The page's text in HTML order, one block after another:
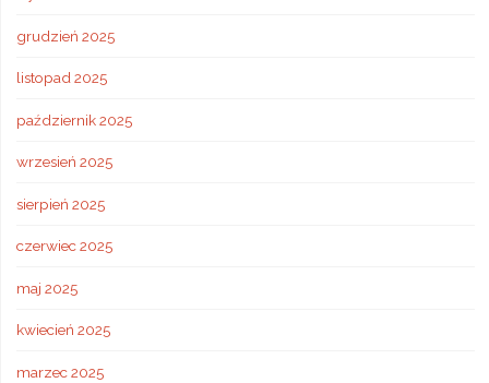
grudzień 2025
listopad 2025
październik 2025
wrzesień 2025
sierpień 2025
czerwiec 2025
maj 2025
kwiecień 2025
marzec 2025